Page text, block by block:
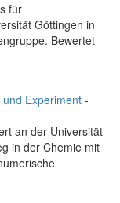
für
Göttingen in
Bewertet
Experiment -
an der Universität
in der Chemie mit